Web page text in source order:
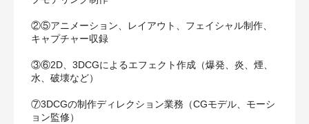
②⑤アニメーション、レイアウト、フェイシャル制作、
キャプチャー収録
③⑥2D、3DCGによるエフェクト作成（爆発、炎、煙、
水、破壊など）
⑦3DCGの制作ディレクション業務（CGモデル、モーシ
ョン監修）